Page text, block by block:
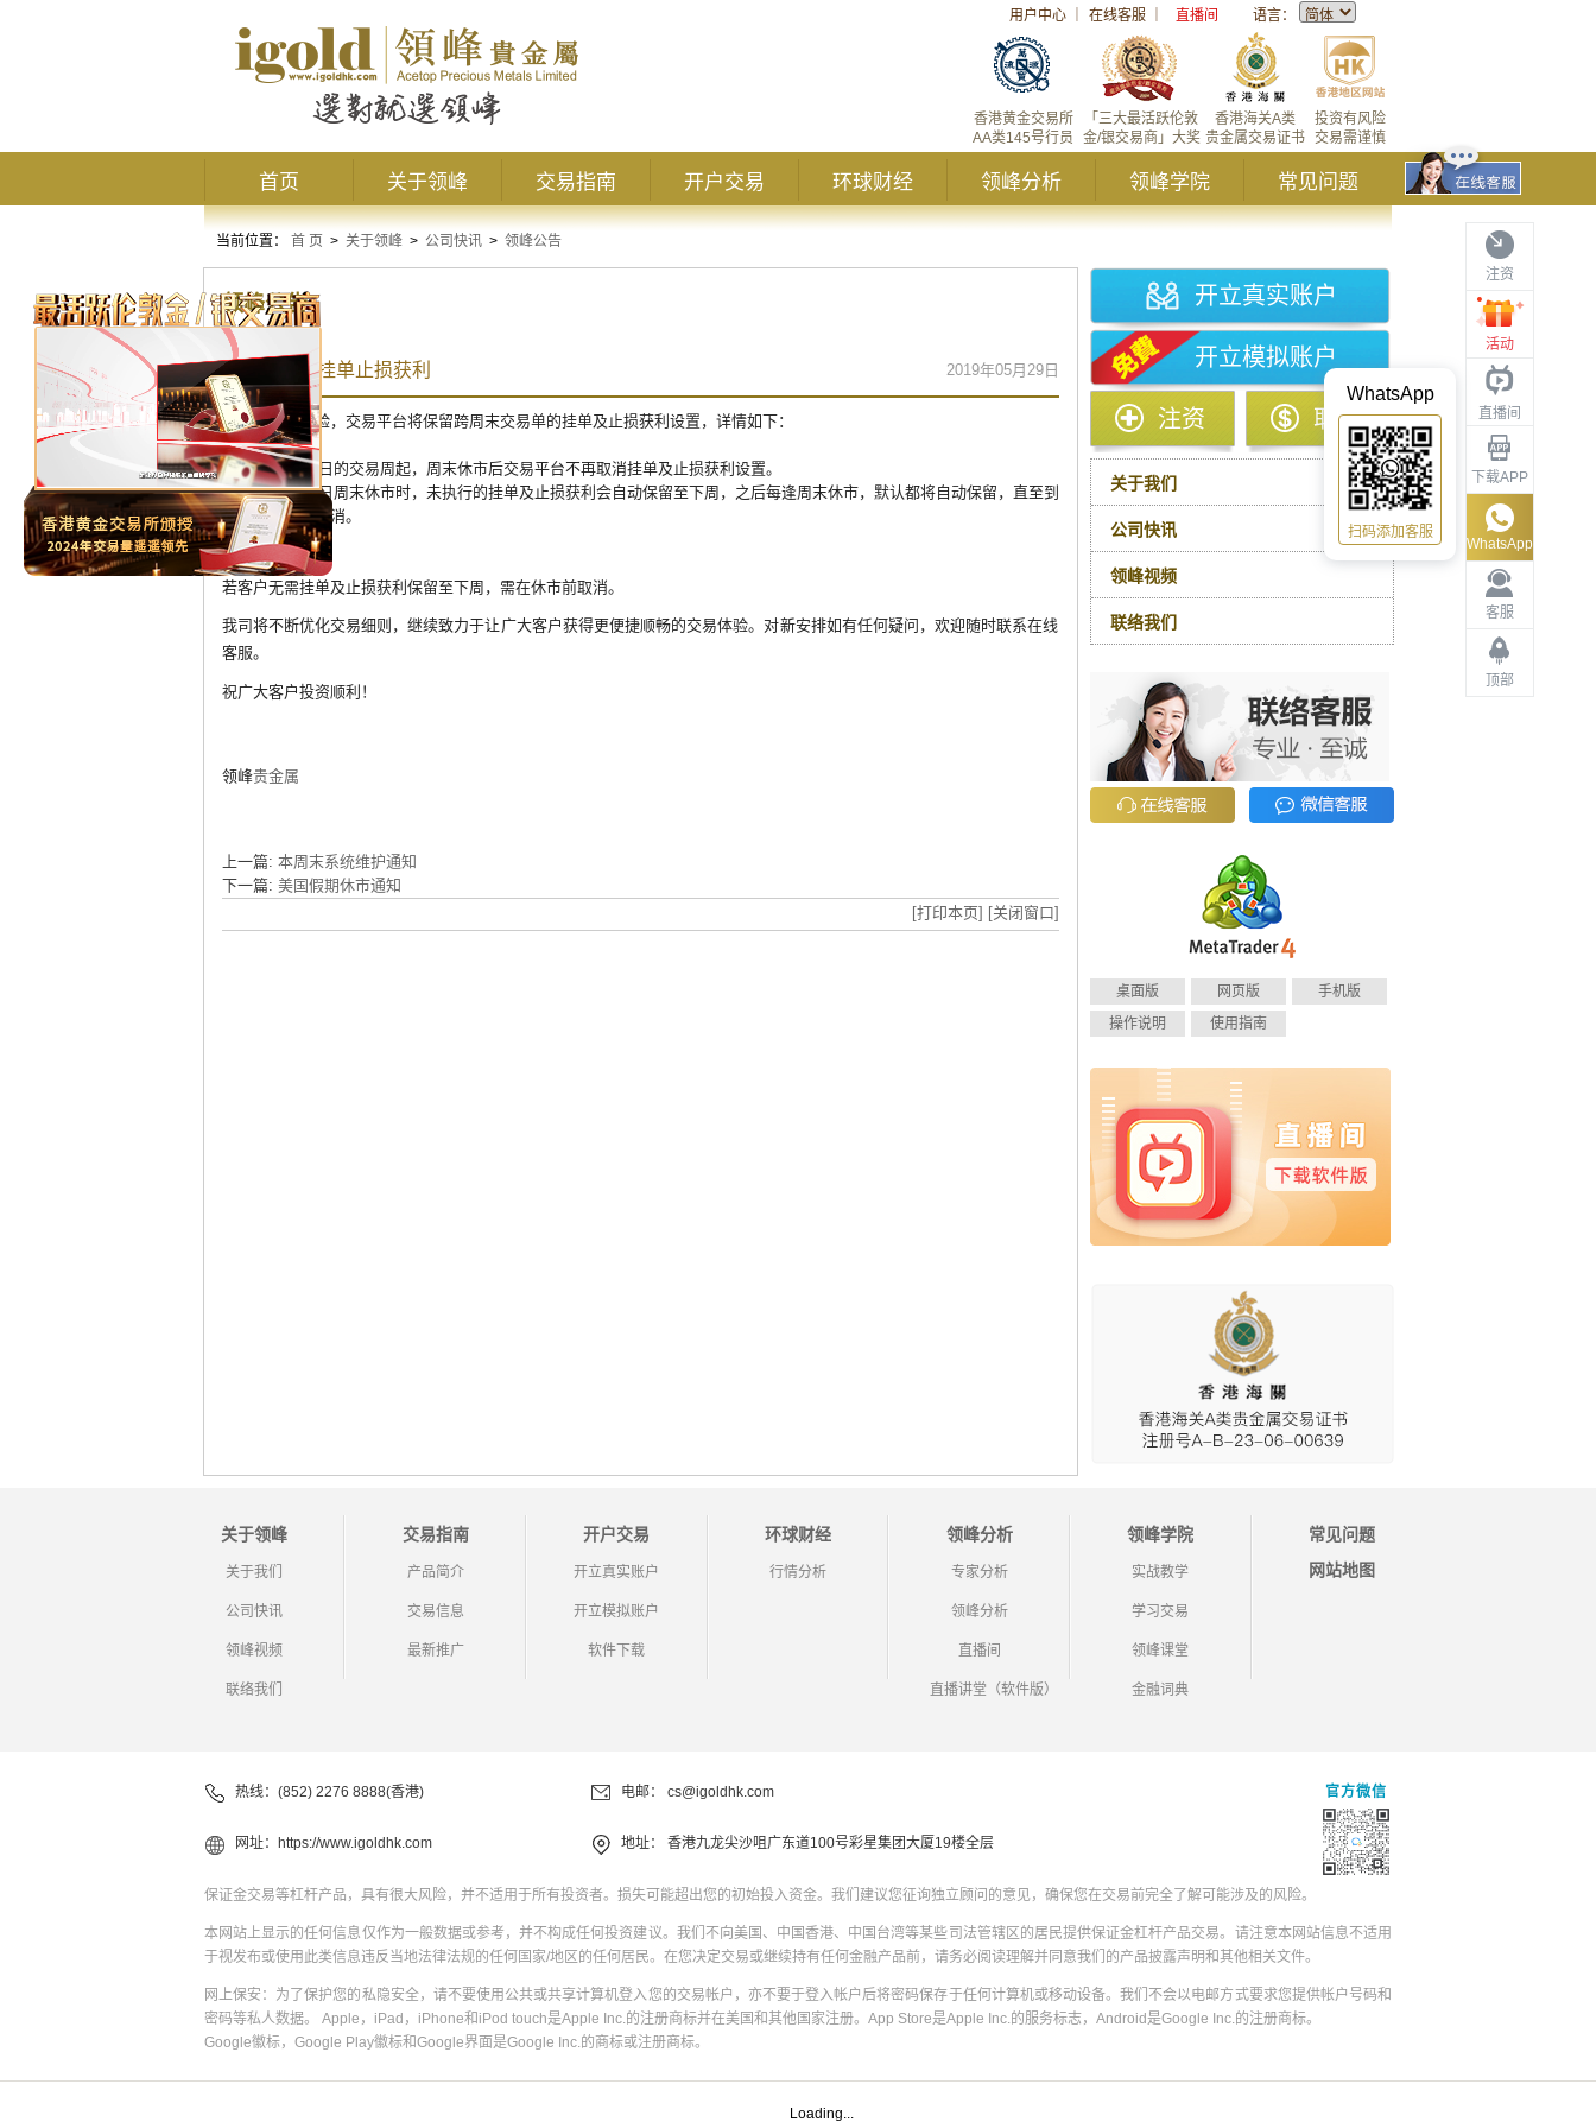
用户中心 在线客服 直播间 语言：
投资有风险
交易需谨慎
香港海关A类
贵金属交易证书
「三大最活跃伦敦
金/银交易商」大奖
香港黄金交易所
AA类145号行员
首页 关于领峰 交易指南 开户交易 环球财经 领峰分析 领峰学院 常见问题
注资
活动
直播间
下载APP
客服
顶部
WhatsApp
WhatsApp
扫码添加客服
当前位置： 首 页 > 关于领峰 > 公司快讯 > 领峰公告
领峰公告
周末不取消挂单止损获利 2019年05月29日
为提升客户体验，交易平台将保留跨周末交易单的挂单及止损获利设置，详情如下：
自2019年6月3日的交易周起，周末休市后交易平台不再取消挂单及止损获利设置。
即2019年6月8日周末休市时，未执行的挂单及止损获利会自动保留至下周，之后每逢周末休市，默认都将自动保留，直至到
价执行或客户取消。
提醒：
若客户无需挂单及止损获利保留至下周，需在休市前取消。
我司将不断优化交易细则，继续致力于让广大客户获得更便捷顺畅的交易体验。对新安排如有任何疑问，欢迎随时联系在线
客服。
祝广大客户投资顺利！
领峰贵金属
上一篇: 本周末系统维护通知
下一篇: 美国假期休市通知
[打印本页] [关闭窗口]
开立真实账户
开立模拟账户
注资 取款
关于我们
公司快讯
领峰视频
联络我们
桌面版 网页版
手机版
操作说明
使用指南
关于领峰
关于我们
公司快讯
领峰视频
联络我们
交易指南
产品简介
交易信息
最新推广
开户交易
开立真实账户
开立模拟账户
软件下载
环球财经
行情分析
领峰分析
专家分析
领峰分析
直播间
直播讲堂（软件版）
领峰学院
实战教学
学习交易
领峰课堂
金融词典
常见问题
网站地图
热线：(852) 2276 8888(香港) 电邮： cs@igoldhk.com
网址： https://www.igoldhk.com 地址： 香港九龙尖沙咀广东道100号彩星集团大厦19楼全层
官方微信
保证金交易等杠杆产品，具有很大风险，并不适用于所有投资者。损失可能超出您的初始投入资金。我们建议您征询独立顾问的意见，确保您在交易前完全了解可能涉及的风险。
本网站上显示的任何信息仅作为一般数据或参考，并不构成任何投资建议。我们不向美国、中国香港、中国台湾等某些司法管辖区的居民提供保证金杠杆产品交易。请注意本网站信息不适用
于视发布或使用此类信息违反当地法律法规的任何国家/地区的任何居民。在您决定交易或继续持有任何金融产品前，请务必阅读理解并同意我们的产品披露声明和其他相关文件。
网上保安：为了保护您的私隐安全，请不要使用公共或共享计算机登入您的交易帐户，亦不要于登入帐户后将密码保存于任何计算机或移动设备。我们不会以电邮方式要求您提供帐户号码和
密码等私人数据。 Apple，iPad，iPhone和iPod touch是Apple Inc.的注册商标并在美国和其他国家注册。App Store是Apple Inc.的服务标志，Android是Google Inc.的注册商标。
Google徽标，Google Play徽标和Google界面是Google Inc.的商标或注册商标。
Loading...